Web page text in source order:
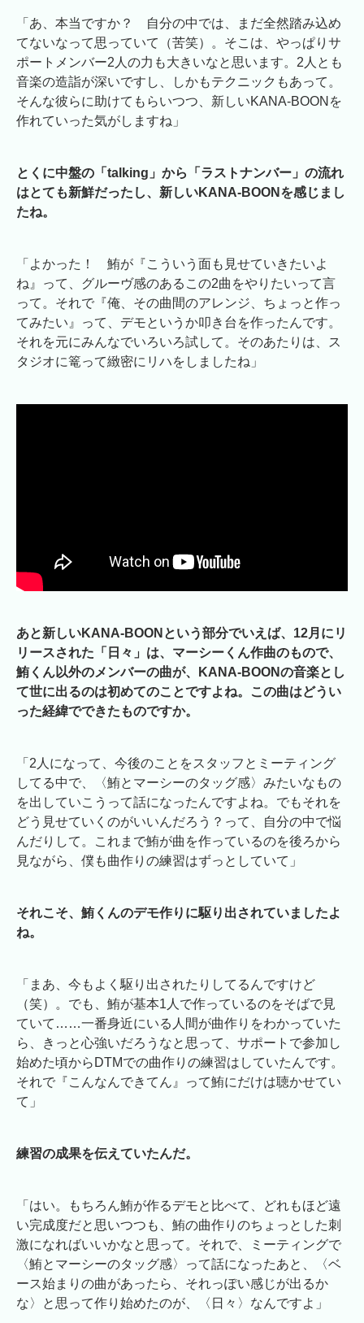
「あ、本当ですか？ 自分の中では、まだ全然踏み込め
てないなって思っていて（苦笑）。そこは、やっぱりサ
ポートメンバー2人の力も大きいなと思います。2人とも
音楽の造詣が深いですし、しかもテクニックもあって。
そんな彼らに助けてもらいつつ、新しいKANA-BOONを
作れていった気がしますね」
とくに中盤の「talking」から「ラストナンバー」の流れ
はとても新鮮だったし、新しいKANA-BOONを感じまし
たね。
「よかった！ 鮪が『こういう面も見せていきたいよ
ね』って、グルーヴ感のあるこの2曲をやりたいって言
って。それで『俺、その曲間のアレンジ、ちょっと作っ
てみたい』って、デモというか叩き台を作ったんです。
それを元にみんなでいろいろ試して。そのあたりは、ス
タジオに篭って緻密にリハをしましたね」
あと新しいKANA-BOONという部分でいえば、12月にリ
リースされた「日々」は、マーシーくん作曲のもので、
鮪くん以外のメンバーの曲が、KANA-BOONの音楽とし
て世に出るのは初めてのことですよね。この曲はどうい
った経緯でできたものですか。
「2人になって、今後のことをスタッフとミーティング
してる中で、〈鮪とマーシーのタッグ感〉みたいなもの
を出していこうって話になったんですよね。でもそれを
どう見せていくのがいいんだろう？って、自分の中で悩
んだりして。これまで鮪が曲を作っているのを後ろから
見ながら、僕も曲作りの練習はずっとしていて」
それこそ、鮪くんのデモ作りに駆り出されていましたよ
ね。
「まあ、今もよく駆り出されたりしてるんですけど
（笑）。でも、鮪が基本1人で作っているのをそばで見
ていて……一番身近にいる人間が曲作りをわかっていた
ら、きっと心強いだろうなと思って、サポートで参加し
始めた頃からDTMでの曲作りの練習はしていたんです。
それで『こんなんできてん』って鮪にだけは聴かせてい
て」
練習の成果を伝えていたんだ。
「はい。もちろん鮪が作るデモと比べて、どれもほど遠
い完成度だと思いつつも、鮪の曲作りのちょっとした刺
激になればいいかなと思って。それで、ミーティングで
〈鮪とマーシーのタッグ感〉って話になったあと、〈ベ
ース始まりの曲があったら、それっぽい感じが出るか
な〉と思って作り始めたのが、〈日々〉なんですよ」